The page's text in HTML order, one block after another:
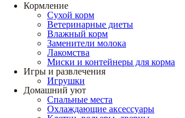
Кормление
Сухой корм
Ветеринарные диеты
Влажный корм
Заменители молока
Лакомства
Миски и контейнеры для корма
Игры и развлечения
Игрушки
Домашний уют
Спальные места
Охлаждающие аксессуары